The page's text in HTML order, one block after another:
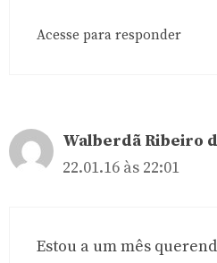
Acesse para responder
Walberdã Ribeiro
22.01.16 às 22:01
Estou a um mês